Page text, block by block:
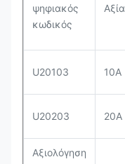
ψηφιακός
κωδικός
Αξία
U20103 10Α
U20203 20Α
Αξιολόγηση